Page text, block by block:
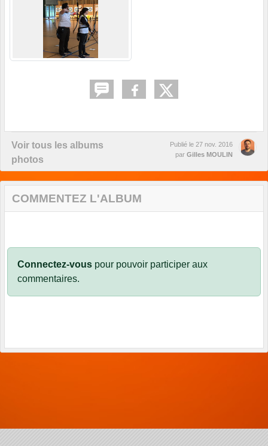
Voir tous les albums
photos
Publié le 27 nov. 2016
par Gilles MOULIN
COMMENTEZ L'ALBUM
Connectez-vous pour pouvoir participer aux
commentaires.